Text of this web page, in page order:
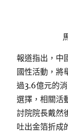
報道指出，中
國性活動，將
過3.6億元的
選擇，相關活
討院院長戴然
吐出金箔折成